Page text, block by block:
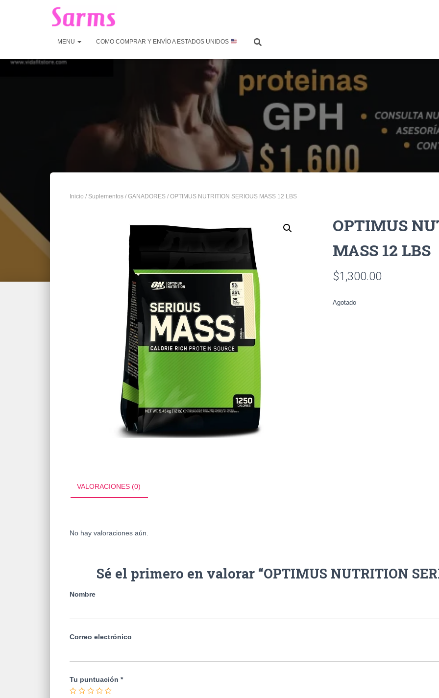
MENU COMO COMPRAR Y ENVÍO A ESTADOS UNIDOS
Inicio / Suplementos / GANADORES / OPTIMUS NUTRITION SERIOUS MASS 12 LBS
OPTIMUS
MASS 12 LBS
$1,300.00
Agotado
VALORACIONES (0)
No hay valoraciones aún.
Sé el primero en valorar “OPTIMUS NUTRITION
Nombre
Correo electrónico
Tu puntuación *